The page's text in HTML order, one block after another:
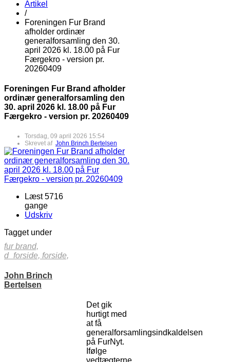
Artikel
/
Foreningen Fur Brand
afholder ordinær
generalforsamling den 30.
april 2026 kl. 18.00 på Fur
Færgekro - version pr.
20260409
Foreningen Fur Brand afholder
ordinær generalforsamling den
30. april 2026 kl. 18.00 på Fur
Færgekro - version pr. 20260409
Torsdag, 09 april 2026 15:54
Skrevet af John Brinch Bertelsen
Læst 5716
gange
Udskriv
Tagget under
fur brand,
d_forside, forside,
John Brinch
Bertelsen
Det gik
hurtigt med
at få
generalforsamlingsindkaldelsen
på FurNyt.
Ifølge
vedtægterne